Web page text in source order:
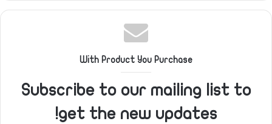
With Product You Purchase
Subscribe to our mailing list to
get the new updates!